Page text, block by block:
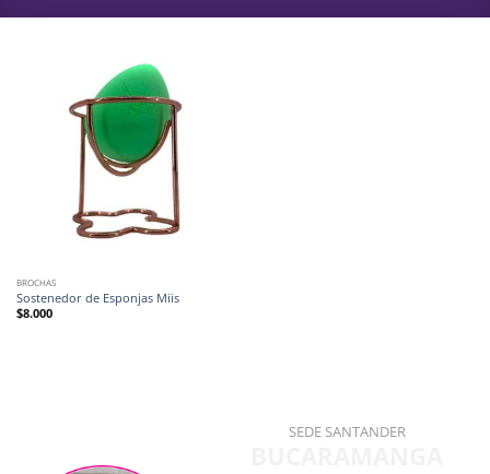
BROCHAS
Sostenedor de Esponjas Miis
$8.000
SEDE SANTANDER